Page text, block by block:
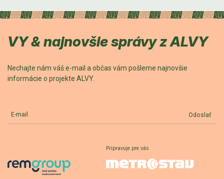
VY & najnovšie správy z ALVY
Nechajte nám váš e-mail a občas vám pošleme najnovšie
informácie o projekte ALVY.
E-mail Odoslať
Pripravuje pre vás